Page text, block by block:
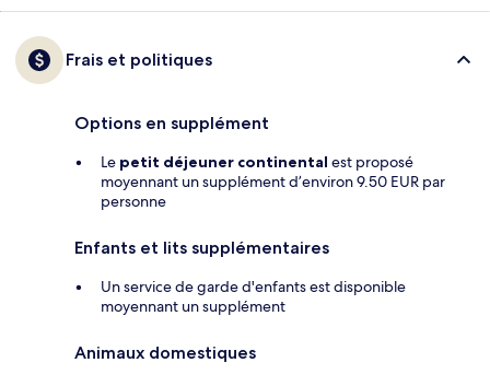
Frais et politiques
Options en supplément
Le petit déjeuner continental est proposé
moyennant un supplément d’environ 9.50 EUR par
personne
Enfants et lits supplémentaires
Un service de garde d'enfants est disponible
moyennant un supplément
Animaux domestiques